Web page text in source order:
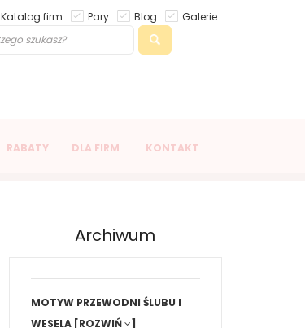
Katalog firm Pary Blog Galerie
RABATY DLA FIRM KONTAKT
Archiwum
MOTYW PRZEWODNI ŚLUBU I
WESELA [ROZWIŃ ]